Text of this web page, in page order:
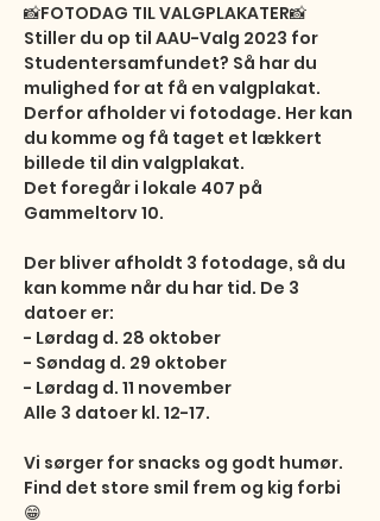
📸FOTODAG TIL VALGPLAKATER📸
Stiller du op til AAU-Valg 2023 for
Studentersamfundet? Så har du
mulighed for at få en valgplakat.
Derfor afholder vi fotodage. Her kan
du komme og få taget et lækkert
billede til din valgplakat.
Det foregår i lokale 407 på
Gammeltorv 10.
Der bliver afholdt 3 fotodage, så du
kan komme når du har tid. De 3
datoer er:
- Lørdag d. 28 oktober
- Søndag d. 29 oktober
- Lørdag d. 11 november
Alle 3 datoer kl. 12-17.
Vi sørger for snacks og godt humør.
Find det store smil frem og kig forbi
😁